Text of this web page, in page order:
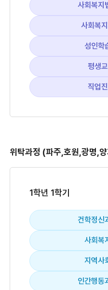
사회복지
사회복
성인학
평생
직업
위탁과정 (파주,호원,광명,
1학년 1학기
건학정신
사회복
지역사
인간행동